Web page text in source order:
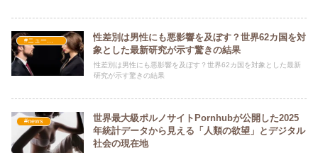
#ニュース・社会・コラム
性差別は男性にも悪影響を及ぼす？世界62カ国を対
象とした最新研究が示す驚きの結果
性差別は男性にも悪影響を及ぼす？世界62カ国を対象とした最新
研究が示す驚きの結果
#news
世界最大級ポルノサイトPornhubが公開した2025
年統計データから見える「人類の欲望」とデジタル
社会の現在地